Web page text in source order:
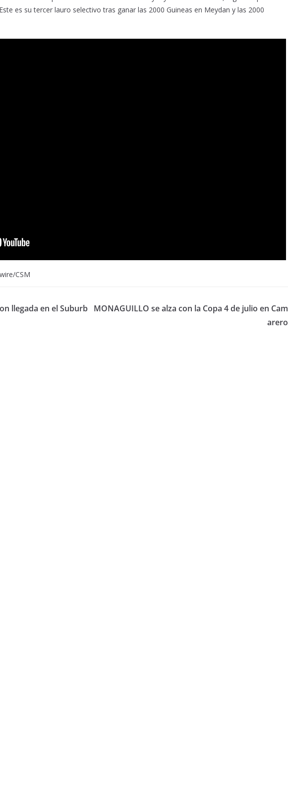
es su tercer lauro selectivo tras ganar las 2000 Guineas en Meydan y las 2000
CSM
llegada en el Suburb MONAGUILLO se alza con la Copa 4 de julio en Cam
arero